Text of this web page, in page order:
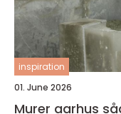
inspiration
01. June 2026
Murer aarhus sådan vælger du den rette